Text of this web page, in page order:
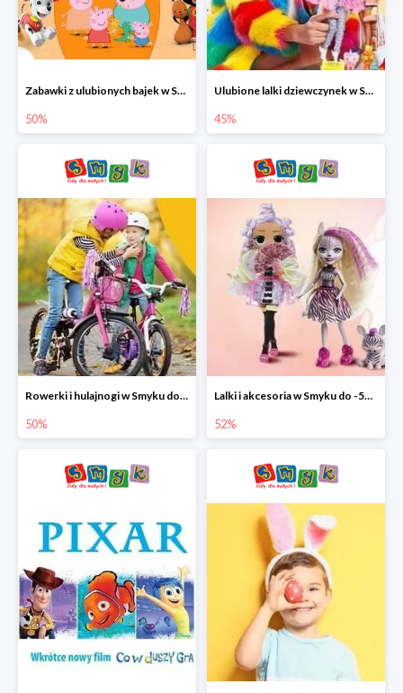
Zabawki z ulubionych bajek w Smyku do -50%
50%
Ulubione lalki dziewczynek w Smyku do -45%
45%
Rowerki i hulajnogi w Smyku do -50%
50%
Lalki i akcesoria w Smyku do -52%
52%